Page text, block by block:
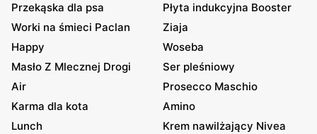
Przekąska dla psa
Płyta indukcyjna Booster
Worki na śmieci Paclan
Ziaja
Happy
Woseba
Masło Z Mlecznej Drogi
Ser pleśniowy
Air
Prosecco Maschio
Karma dla kota
Amino
Lunch
Krem nawilżający Nivea